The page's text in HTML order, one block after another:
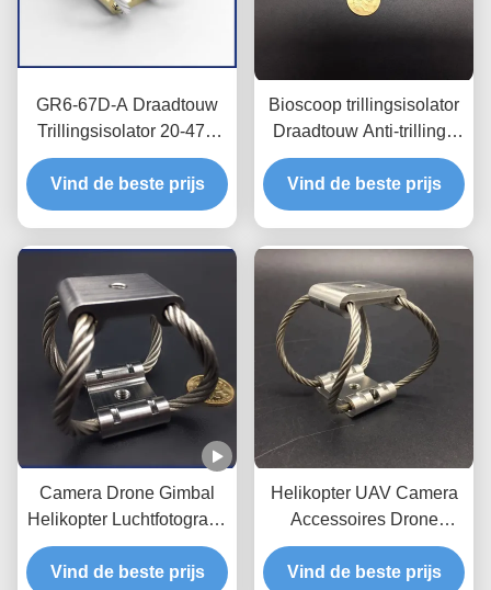
GR6-67D-A Draadtouw
Trillingsisolator 20-47N
Belasting 90% Isolatie
Vind de beste prijs
Bioscoop trillingsisolator
Draadtouw Anti-trillings
bevestigingen
Vind de beste prijs
Camera Drone Gimbal
Helikopter Luchtfotografie
GR6-142D-A Camera
Vibration Isolator Isolator
Vind de beste prijs
Helikopter UAV Camera
Accessoires Drone
Stabilisator Schok
Vibration Isolatie GR4-
Vind de beste prijs